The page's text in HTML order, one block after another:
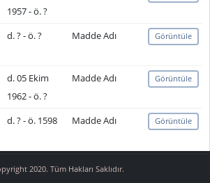
1957 - ö. ?
d. ? - ö. ? Madde Adı Görüntüle
d. 05 Ekim
1962 - ö. ?
Madde Adı Görüntüle
d. ? - ö. 1598 Madde Adı Görüntüle
2020. Tüm Hakları Saklıdır.